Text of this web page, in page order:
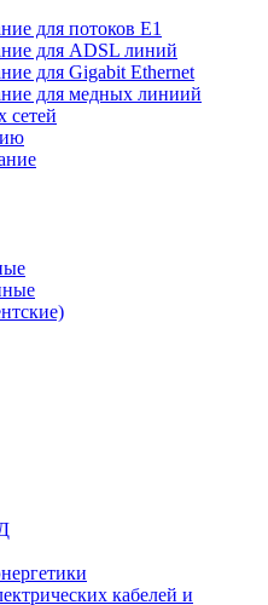
для потоков Е1
для ADSL линий
для Gigabit Ethernet
для медных линиий
сетей
кабелей и